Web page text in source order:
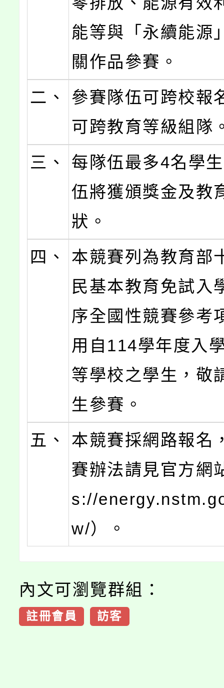
能等與「永續能源
關作品參賽。
二、
參賽隊伍可跨校報
可跨教育等級組隊
三、
每隊伍最多4名學
伍將獲頒獎金及教
狀。
四、
本競賽列為教育部
民基本教育免試入
序全國性競賽參考
用自114學年度入
等學校之學生，敬
生參賽。
五、
本競賽採網路報名
賽辦法請見官方網
s://
w/）。
內文可瀏覽群組：
註冊會員 訪客